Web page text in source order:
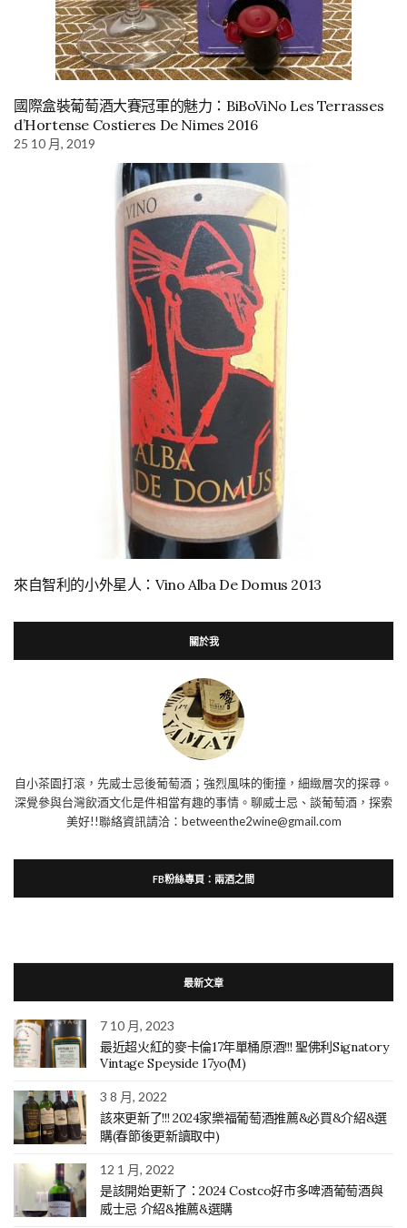
國際盒裝葡萄酒大賽冠軍的魅力：BiBoViNo Les Terrasses
d’Hortense Costieres De Nimes 2016
25 10 月, 2019
來自智利的小外星人：Vino Alba De Domus 2013
關於我
自小茶園打滾，先威士忌後葡萄酒；強烈風味的衝撞，細緻層次的探尋。
深覺參與台灣飲酒文化是件相當有趣的事情。聊威士忌、談葡萄酒，探索
美好!!聯絡資訊請洽：betweenthe2wine@gmail.com
FB粉絲專頁：兩酒之間
最新文章
7 10 月, 2023
最近超火紅的麥卡倫17年單桶原酒!!! 聖佛利Signatory
Vintage Speyside 17yo(M)
3 8 月, 2022
該來更新了!!! 2024家樂福葡萄酒推薦&必買&介紹&選
購(春節後更新讀取中)
12 1 月, 2022
是該開始更新了：2024 Costco好市多啤酒葡萄酒與
威士忌 介紹&推薦&選購